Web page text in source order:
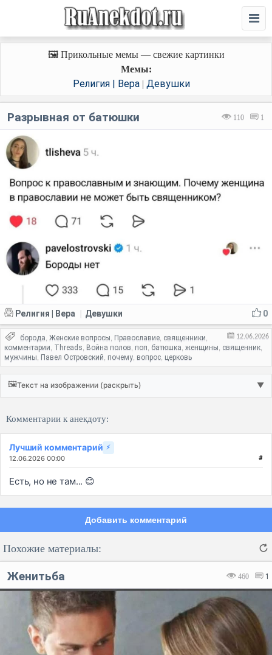
🖼️ Прикольные мемы — свежие картинки
Мемы:
Религия | Вера | Девушки
110 1
Разрывная от батюшки
0
Религия | Вера Девушки
12.06.2026
борода, Женские вопросы, Православие, священники,
комментарии, Threads, Война полов, поп, батюшка, женщины, священник,
мужчины, Павел Островский, почему, вопрос, церковь
🖼️Текст на изображении (раскрыть) ▼
Комментарии к анекдоту:
Лучший комментарий ⚡
12.06.2026 00:00 #
Есть, но не там... 😊
Добавить комментарий
Отмена Отправить
Похожие материалы:
460 1
Женитьба